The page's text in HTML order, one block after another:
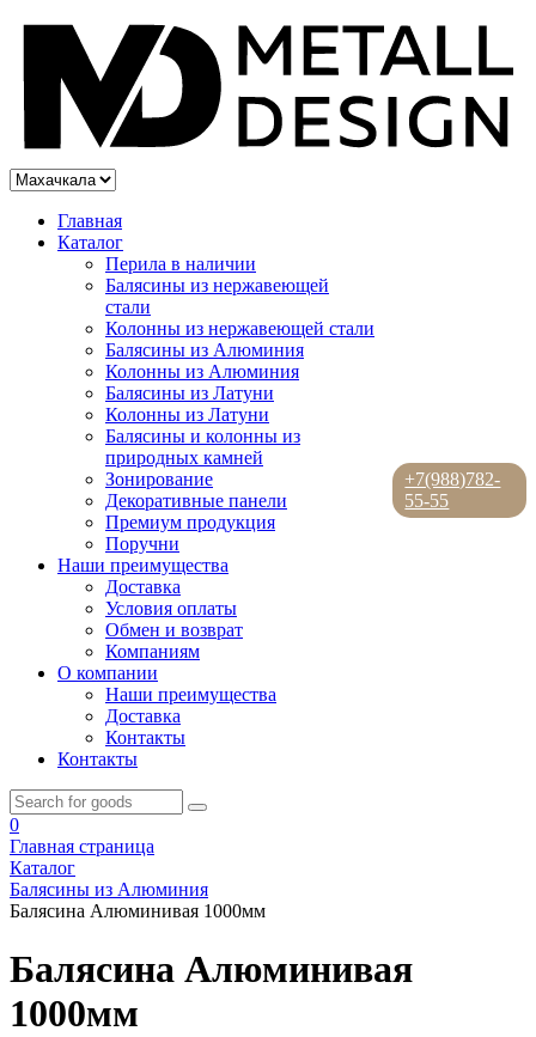
Главная
Каталог
Перила в наличии
Балясины из нержавеющей
стали
Колонны из нержавеющей стали
Балясины из Алюминия
Колонны из Алюминия
Балясины из Латуни
Колонны из Латуни
Балясины и колонны из
природных камней
Зонирование
Декоративные панели
Премиум продукция
Поручни
Наши преимущества
Доставка
Условия оплаты
Обмен и возврат
Компаниям
О компании
Наши преимущества
Доставка
Контакты
Контакты
+7(988)782-
55-55
0
Главная страница
Каталог
Балясины из Алюминия
Балясина Алюминивая 1000мм
Балясина Алюминивая
1000мм